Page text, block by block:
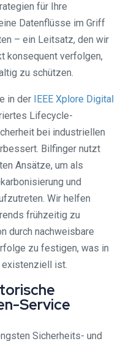
für Ihre
Datenflüsse im Griff
– ein Leitsatz, den wir
konsequent verfolgen,
zu schützen.
in der
IEEE Xplore Digital
Lifecycle-
bei industriellen
Bilfinger nutzt
Ansätze, um als
und
Wir helfen
frühzeitig zu
durch nachweisbare
zu festigen, was in
existenziell ist.
Service
Sicherheits- und